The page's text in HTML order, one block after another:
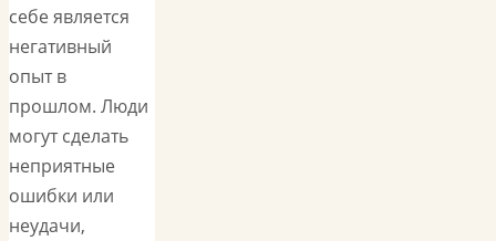
себе является
негативный
опыт в
прошлом. Люди
могут сделать
неприятные
ошибки или
неудачи,